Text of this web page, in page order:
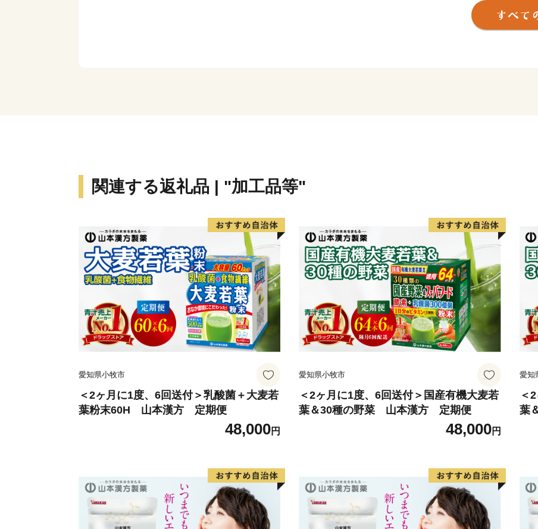
浜松市は東京と大阪のほぼ
指定都市。北は天竜の美林
関連する返礼品 | "加工品等"
愛知県小牧市
＜2ヶ月に1度、6回送付＞乳酸菌＋大麦若
葉粉末60H 山本漢方 定期便
48,000円
愛知県小牧市
＜2ヶ月に1度、6回送付＞国産有機大麦若
葉＆30種の野菜 山本漢方 定期便
48,000円
愛知
＜
葉